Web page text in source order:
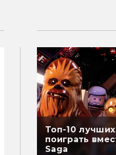
Топ-10 лучших
поиграть
Saga